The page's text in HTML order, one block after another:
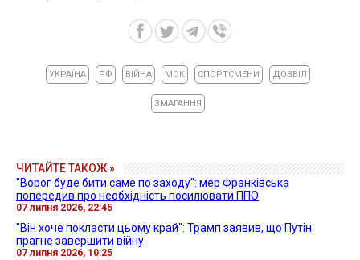
УКРАЇНА РФ ВІЙНА МОК СПОРТСМЕНИ ДОЗВІЛ
ЗМАГАННЯ
ЧИТАЙТЕ ТАКОЖ »
"Ворог буде бити саме по заходу": мер Франківська
попередив про необхідність посилювати ППО
07 липня 2026, 22:45
"Він хоче покласти цьому край": Трамп заявив, що Путін
прагне завершити війну
07 липня 2026, 10:25